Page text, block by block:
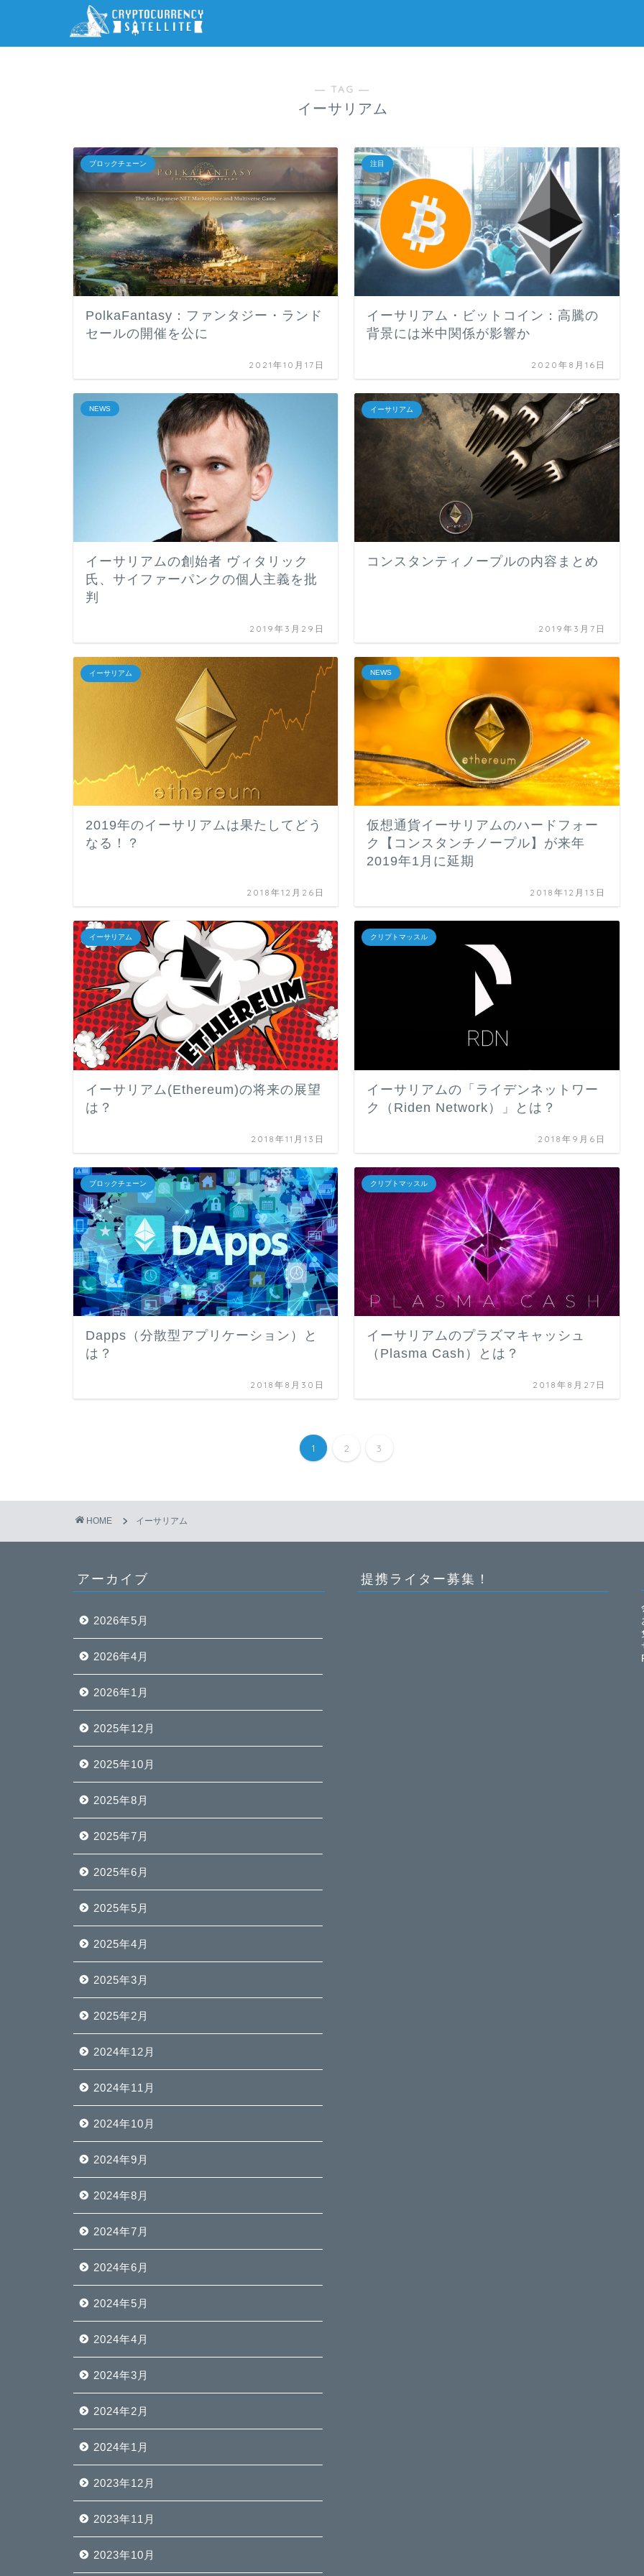
― TAG ―
イーサリアム
ブロックチェーン
PolkaFantasy：ファンタジー・ランド
セールの開催を公に
2021年10月17日
注目
イーサリアム・ビットコイン：高騰の
背景には米中関係が影響か
2020年8月16日
NEWS
イーサリアムの創始者 ヴィタリック
氏、サイファーパンクの個人主義を批
判
2019年3月29日
イーサリアム
コンスタンティノープルの内容まとめ
2019年3月7日
イーサリアム
2019年のイーサリアムは果たしてどう
なる！？
2018年12月26日
NEWS
仮想通貨イーサリアムのハードフォー
ク【コンスタンチノープル】が来年
2019年1月に延期
2018年12月13日
イーサリアム
イーサリアム(Ethereum)の将来の展望
は？
2018年11月13日
クリプトマッスル
イーサリアムの「ライデンネットワー
ク（Riden Network）」とは？
2018年9月6日
ブロックチェーン
Dapps（分散型アプリケーション）と
は？
2018年8月30日
クリプトマッスル
イーサリアムのプラズマキャッシュ
（Plasma Cash）とは？
2018年8月27日
1 2 3
HOME イーサリアム
アーカイブ
2026年5月
2026年4月
2026年1月
2025年12月
2025年10月
2025年8月
2025年7月
2025年6月
2025年5月
2025年4月
2025年3月
2025年2月
2024年12月
2024年11月
2024年10月
2024年9月
2024年8月
2024年7月
2024年6月
2024年5月
2024年4月
2024年3月
2024年2月
2024年1月
2023年12月
2023年11月
2023年10月
提携ライター募集！